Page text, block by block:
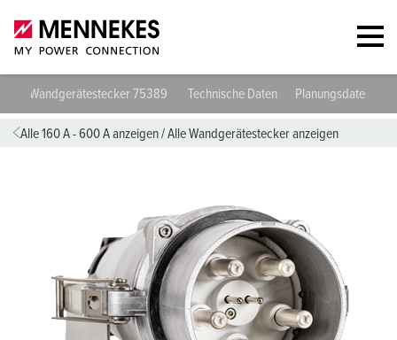
Wandgerätestecker 75389 Technische Daten Planungsdaten &
Alle 160 A - 600 A anzeigen/Alle Wandgerätestecker anzeigen